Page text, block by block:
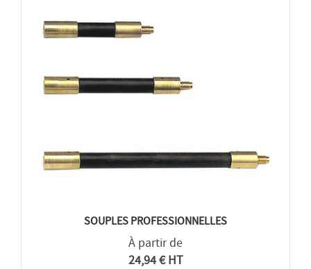
SOUPLES PROFESSIONNELLES
À partir de
24,94 € HT